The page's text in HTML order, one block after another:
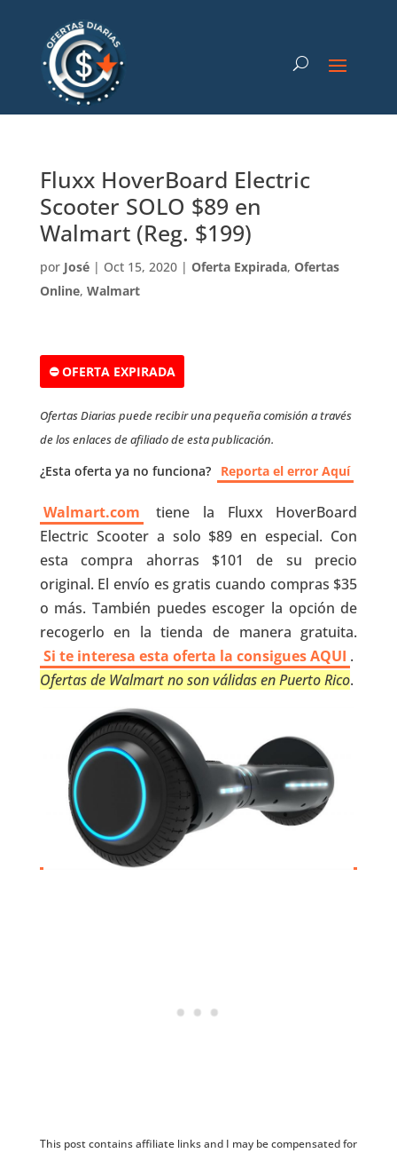
Fluxx HoverBoard Electric
Scooter SOLO $89 en
Walmart (Reg. $199)
por José| Oct 15, 2020| Oferta Expirada, Ofertas
Online, Walmart
⛔ OFERTA EXPIRADA
Ofertas Diarias puede recibir una pequeña comisión a través
de los enlaces de afiliado de esta publicación.
¿Esta oferta ya no funciona? Reporta el error Aquí
Walmart.com
tiene la Fluxx HoverBoard
Electric Scooter a solo $89 en especial. Con
esta compra ahorras $101 de su precio
original. El envío es gratis cuando compras $35
o más. También puedes escoger la opción de
recogerlo en la tienda de manera gratuita.
Si te interesa esta oferta la consigues AQUI .
Ofertas de Walmart no son válidas en Puerto Rico.
This post contains affiliate links and I may be compensated for